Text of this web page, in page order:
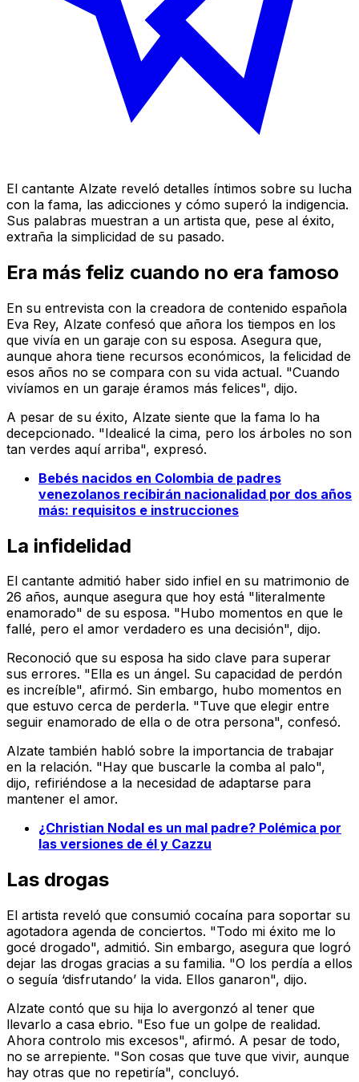
El cantante Alzate reveló detalles íntimos sobre su lucha
con la fama, las adicciones y cómo superó la indigencia.
Sus palabras muestran a un artista que, pese al éxito,
extraña la simplicidad de su pasado.
Era más feliz cuando no era famoso
En su entrevista con la creadora de contenido española
Eva Rey, Alzate confesó que añora los tiempos en los
que vivía en un garaje con su esposa. Asegura que,
aunque ahora tiene recursos económicos, la felicidad de
esos años no se compara con su vida actual. "Cuando
vivíamos en un garaje éramos más felices", dijo.
A pesar de su éxito, Alzate siente que la fama lo ha
decepcionado. "Idealicé la cima, pero los árboles no son
tan verdes aquí arriba", expresó.
Bebés nacidos en Colombia de padres
venezolanos recibirán nacionalidad por dos años
más: requisitos e instrucciones
La infidelidad
El cantante admitió haber sido infiel en su matrimonio de
26 años, aunque asegura que hoy está "literalmente
enamorado" de su esposa. "Hubo momentos en que le
fallé, pero el amor verdadero es una decisión", dijo.
Reconoció que su esposa ha sido clave para superar
sus errores. "Ella es un ángel. Su capacidad de perdón
es increíble", afirmó. Sin embargo, hubo momentos en
que estuvo cerca de perderla. "Tuve que elegir entre
seguir enamorado de ella o de otra persona", confesó.
Alzate también habló sobre la importancia de trabajar
en la relación. "Hay que buscarle la comba al palo",
dijo, refiriéndose a la necesidad de adaptarse para
mantener el amor.
¿Christian Nodal es un mal padre? Polémica por
las versiones de él y Cazzu
Las drogas
El artista reveló que consumió cocaína para soportar su
agotadora agenda de conciertos. "Todo mi éxito me lo
gocé drogado", admitió. Sin embargo, asegura que logró
dejar las drogas gracias a su familia. "O los perdía a ellos
o seguía ‘disfrutando’ la vida. Ellos ganaron", dijo.
Alzate contó que su hija lo avergonzó al tener que
llevarlo a casa ebrio. "Eso fue un golpe de realidad.
Ahora controlo mis excesos", afirmó. A pesar de todo,
no se arrepiente. "Son cosas que tuve que vivir, aunque
hay otras que no repetiría", concluyó.